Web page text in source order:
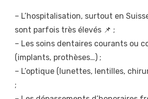
– L’hospitalisation, surtout en
sont parfois très élevés 📌 ;
– Les soins dentaires courants ou
(implants, prothèses…) ;
– L’optique (lunettes, lentilles,
;